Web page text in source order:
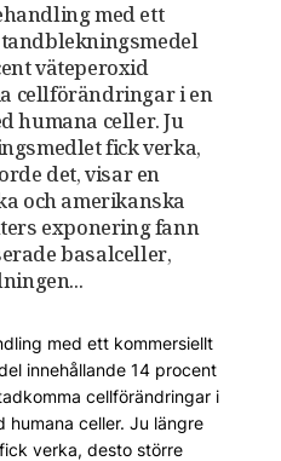
med ett
väteperoxid
cellförändringar i en
humana celler. Ju
fick verka,
det, visar en
och amerikanska
exponering fann
basalceller,
med ett kommersiellt
innehållande 14 procent
cellförändringar i
humana celler. Ju längre
verka, desto större